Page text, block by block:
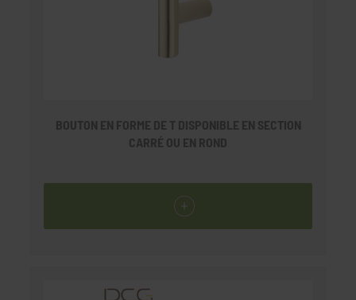
BOUTON EN FORME DE T DISPONIBLE EN SECTION
CARRÉ OU EN ROND